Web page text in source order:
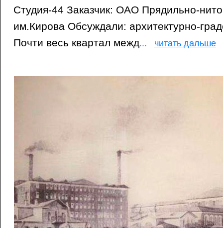
Студия-44 Заказчик: ОАО Прядильно-
им.Кирова Обсуждали: архитектурно-
Почти весь квартал межд... читать дальше